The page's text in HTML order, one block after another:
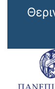
Παράκαμψη